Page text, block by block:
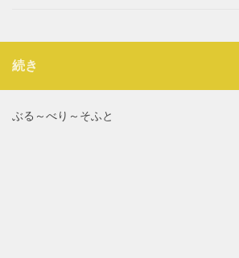
続き
ぶる～べり～そふと